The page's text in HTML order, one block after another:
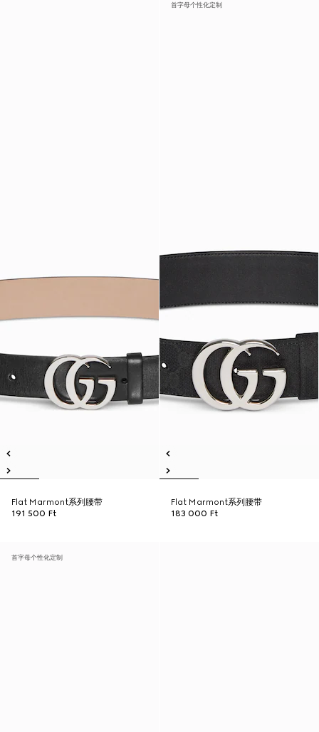
Flat Marmont系列腰带
191 500 Ft
首字母个性化定制
Flat Marmont系列腰带
183 000 Ft
首字母个性化定制